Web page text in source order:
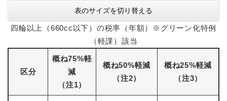
表のサイズを切り替える
四輪以上（660cc以下）の税率（年額）※グリーン化特例
（軽課）該当
区分
概ね75%軽
減
（注1）
概ね50%軽減
（注2）
概ね25%軽減
（注3）